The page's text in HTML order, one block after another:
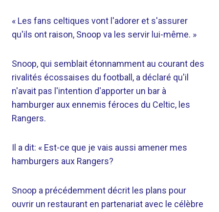
« Les fans celtiques vont l'adorer et s'assurer
qu'ils ont raison, Snoop va les servir lui-même. »
Snoop, qui semblait étonnamment au courant des
rivalités écossaises du football, a déclaré qu'il
n'avait pas l'intention d'apporter un bar à
hamburger aux ennemis féroces du Celtic, les
Rangers.
Il a dit: « Est-ce que je vais aussi amener mes
hamburgers aux Rangers?
Snoop a précédemment décrit les plans pour
ouvrir un restaurant en partenariat avec le célèbre